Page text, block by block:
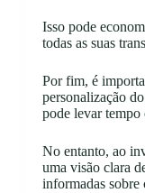
Isso pode
todas as suas
Por fim, é
personalização
pode levar tempo
No entanto, ao
uma visão clara
informadas sobre